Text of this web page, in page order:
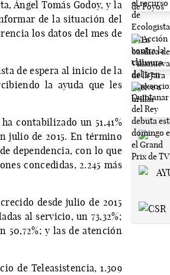
Ángel Tomás Godoy, y la
de la situación del
los datos del mes de
de espera al inicio de la
la ayuda que les
contabilizado un 51,41%
julio de 2015. En término
dependencia, con lo que
concedidas, 2.245 más
desde julio de 2015
al servicio, un 73,32%;
50,72%; y las de atención
de Teleasistencia, 1.309